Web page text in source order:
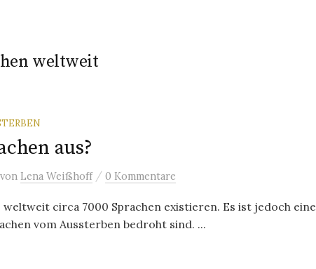
weltweit
aus?
von Lena Weißhoff / 0 Kommentare
weltweit circa 7000 Sprachen existieren. Es ist jedoch eine
vom Aussterben bedroht sind. ...